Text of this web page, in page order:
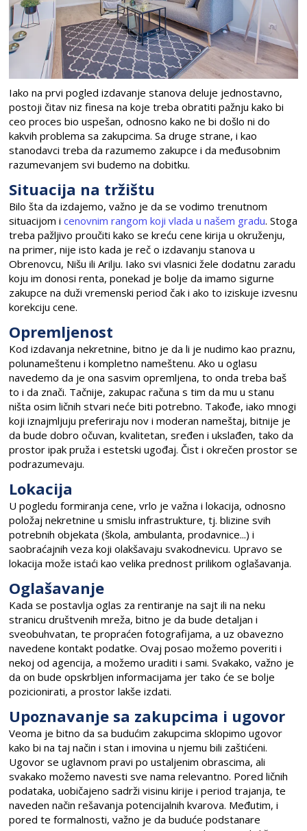
Iako na prvi pogled izdavanje stanova deluje jednostavno,
postoji čitav niz finesa na koje treba obratiti pažnju kako bi
ceo proces bio uspešan, odnosno kako ne bi došlo ni do
kakvih problema sa zakupcima. Sa druge strane, i kao
stanodavci treba da razumemo zakupce i da međusobnim
razumevanjem svi budemo na dobitku.
Situacija na tržištu
Bilo šta da izdajemo, važno je da se vodimo trenutnom
situacijom icenovnim rangom koji vlada u našem gradu. Stoga
treba pažljivo proučiti kako se kreću cene kirija u okruženju,
na primer, nije isto kada je reč o izdavanju stanova u
Obrenovcu, Nišu ili Arilju. Iako svi vlasnici žele dodatnu zaradu
koju im donosi renta, ponekad je bolje da imamo sigurne
zakupce na duži vremenski period čak i ako to iziskuje izvesnu
korekciju cene.
Opremljenost
Kod izdavanja nekretnine, bitno je da li je nudimo kao praznu,
polunameštenu i kompletno nameštenu. Ako u oglasu
navedemo da je ona sasvim opremljena, to onda treba baš
to i da znači. Tačnije, zakupac računa s tim da mu u stanu
ništa osim ličnih stvari neće biti potrebno. Takođe, iako mnogi
koji iznajmljuju preferiraju nov i moderan nameštaj, bitnije je
da bude dobro očuvan, kvalitetan, sređen i ukslađen, tako da
prostor ipak pruža i estetski ugođaj. Čist i okrečen prostor se
podrazumevaju.
Lokacija
U pogledu formiranja cene, vrlo je važna i lokacija, odnosno
položaj nekretnine u smislu infrastrukture, tj. blizine svih
potrebnih objekata (škola, ambulanta, prodavnice...) i
saobraćajnih veza koji olakšavaju svakodnevicu. Upravo se
lokacija može istaći kao velika prednost prilikom oglašavanja.
Oglašavanje
Kada se postavlja oglas za rentiranje na sajt ili na neku
stranicu društvenih mreža, bitno je da bude detaljan i
sveobuhvatan, te propraćen fotografijama, a uz obavezno
navedene kontakt podatke. Ovaj posao možemo poveriti i
nekoj od agencija, a možemo uraditi i sami. Svakako, važno je
da on bude opskrbljen informacijama jer tako će se bolje
pozicionirati, a prostor lakše izdati.
Upoznavanje sa zakupcima i ugovor
Veoma je bitno da sa budućim zakupcima sklopimo ugovor
kako bi na taj način i stan i imovina u njemu bili zaštićeni.
Ugovor se uglavnom pravi po ustaljenim obrascima, ali
svakako možemo navesti sve nama relevantno. Pored ličnih
podataka, uobičajeno sadrži visinu kirije i period trajanja, te
naveden način rešavanja potencijalnih kvarova. Međutim, i
pored te formalnosti, važno je da buduće podstanare